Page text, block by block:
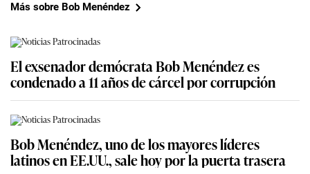
Más sobre Bob Menéndez
El exsenador demócrata Bob Menéndez es
condenado a 11 años de cárcel por corrupción
Bob Menéndez, uno de los mayores líderes
latinos en EE.UU., sale hoy por la puerta trasera